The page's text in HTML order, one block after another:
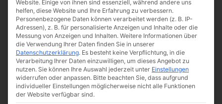
repariert werden…
In der modernen, firmeneigenen Werkstatt in Kehrig
reparieren wir u. a.:
Drehstrommotoren
Getriebemotoren
Kreissägemotoren
Website. Einige von ihnen sind essenziell, während andere uns
helfen, diese Website und Ihre Erfahrung zu verbessern.
Personenbezogene Daten können verarbeitet werden (z. B. IP-
Adressen), z. B. für personalisierte Anzeigen und Inhalte oder die
Messung von Anzeigen und Inhalten. Weitere Informationen über
die Verwendung Ihrer Daten finden Sie in unserer
Datenschutzerklärung. Es besteht keine Verpflichtung, in die
Verarbeitung Ihrer Daten einzuwilligen, um dieses Angebot zu
nutzen. Sie können Ihre Auswahl jederzeit unter Einstellungen
widerrufen oder anpassen. Bitte beachten Sie, dass aufgrund
individueller Einstellungen möglicherweise nicht alle Funktionen
der Website verfügbar sind.